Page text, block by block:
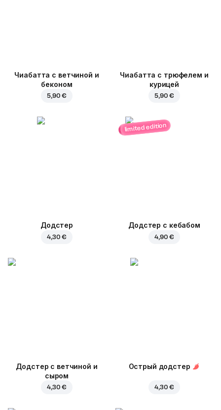
Чиабатта с ветчиной и
беконом
5,90 €
Чиабатта с трюфелем и
курицей
5,90 €
Додстер
4,30 €
limited edition
Додстер с кебабом
4,90 €
Додстер с ветчиной и
сыром
4,30 €
Острый додстер
4,30 €